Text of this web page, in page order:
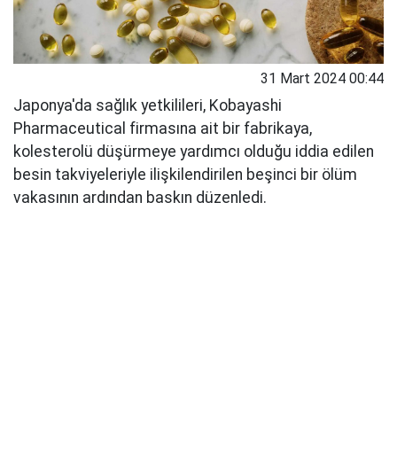
31 Mart 2024 00:44
Japonya'da sağlık yetkilileri, Kobayashi
Pharmaceutical firmasına ait bir fabrikaya,
kolesterolü düşürmeye yardımcı olduğu iddia edilen
besin takviyeleriyle ilişkilendirilen beşinci bir ölüm
vakasının ardından baskın düzenledi.